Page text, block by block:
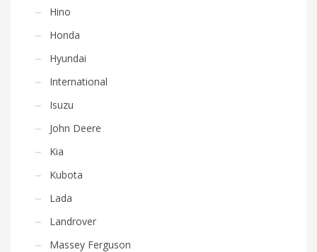
Hino
Honda
Hyundai
International
Isuzu
John Deere
Kia
Kubota
Lada
Landrover
Massey Ferguson